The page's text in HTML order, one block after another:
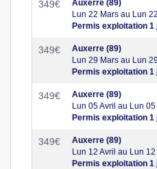
349€
Auxerre (89)
Lun 22 Mars au Lun
Permis exploitation 1
349€
Auxerre (89)
Lun 29 Mars au Lun
Permis exploitation 1
349€
Auxerre (89)
Lun 05 Avril au Lun
Permis exploitation 1
349€
Auxerre (89)
Lun 12 Avril au Lun
Permis exploitation 1